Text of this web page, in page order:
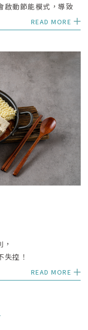
啟動節能模式，導致
度拆解蛋白質不足
計算公式。
READ MORE
失控！
READ MORE